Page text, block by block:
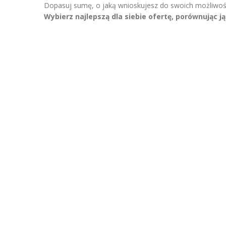
Dopasuj sumę, o jaką wnioskujesz do swoich
Wybierz najlepszą dla siebie ofertę, porównując